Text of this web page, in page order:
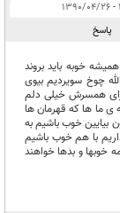
پاسخ
خوبه باید بروند
چوخ سویردیم بیوی
همسرش خیلی دلم
ما ها که قهرمان ها
خوب باشیم به
با هم خوب باشیم
و بدها خواهند